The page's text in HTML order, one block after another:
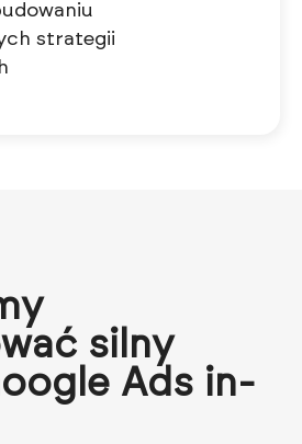
strategii
silny
Ads in-